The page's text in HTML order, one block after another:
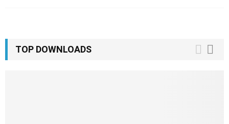
TOP DOWNLOADS